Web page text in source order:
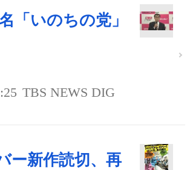
「いのちの党」
TBS NEWS DIG
ー新作読切、再